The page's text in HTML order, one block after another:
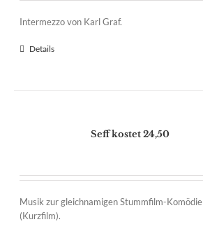
Intermezzo von Karl Graf.
Details
Seff kostet 24,50
Musik zur gleichnamigen Stummfilm-Komödie
(Kurzfilm).